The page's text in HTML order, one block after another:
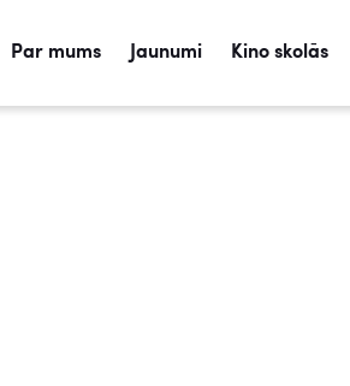
Par mums Jaunumi Kino skolās